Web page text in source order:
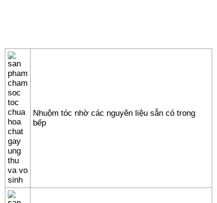
Nhuộm tóc nhờ các nguyên liệu sẵn có trong
bếp